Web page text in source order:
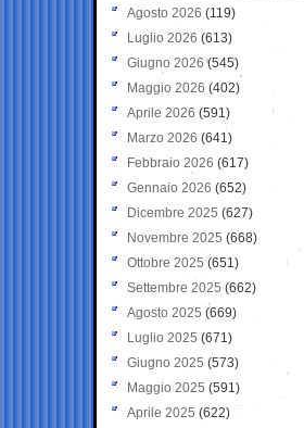
Agosto 2026 (119)
Luglio 2026 (613)
Giugno 2026 (545)
Maggio 2026 (402)
Aprile 2026 (591)
Marzo 2026 (641)
Febbraio 2026 (617)
Gennaio 2026 (652)
Dicembre 2025 (627)
Novembre 2025 (668)
Ottobre 2025 (651)
Settembre 2025 (662)
Agosto 2025 (669)
Luglio 2025 (671)
Giugno 2025 (573)
Maggio 2025 (591)
Aprile 2025 (622)